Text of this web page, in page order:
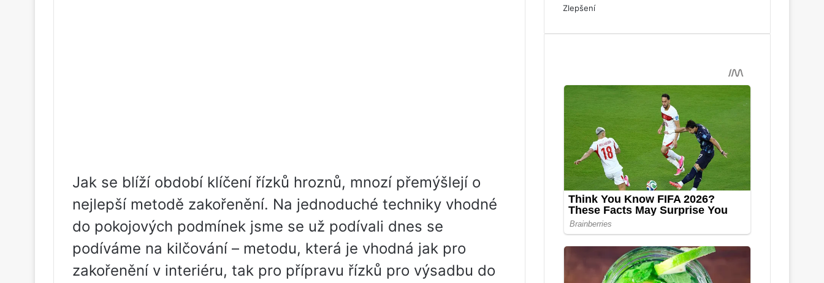
Jak se blíží období klíčení řízků hroznů, mnozí přemýšlejí o
nejlepší metodě zakořenění. Na jednoduché techniky vhodné
do pokojových podmínek jsme se už podívali dnes se
podíváme na kilčování – metodu, která je vhodná jak pro
zakořenění v interiéru, tak pro přípravu řízků pro výsadbu do
Zlepšení